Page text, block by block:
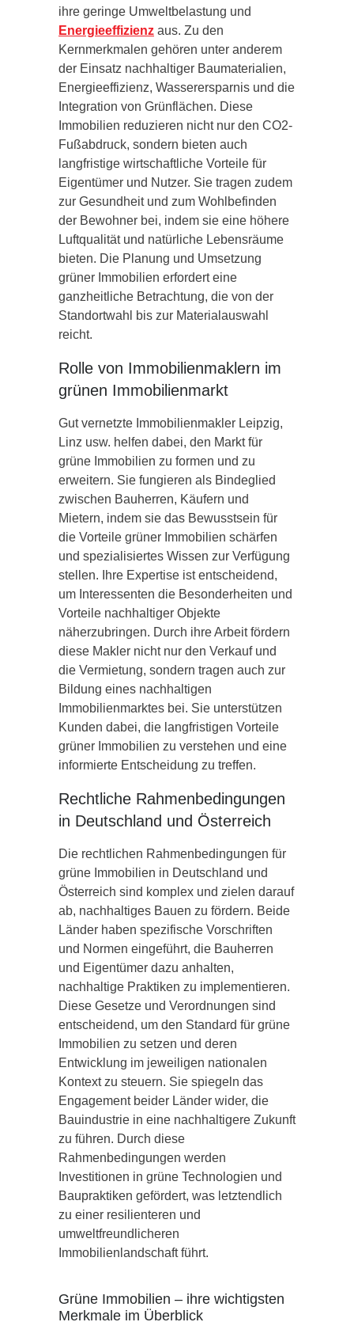
ihre geringe Umweltbelastung und
Energieeffizienz aus. Zu den
Kernmerkmalen gehören unter anderem
der Einsatz nachhaltiger Baumaterialien,
Energieeffizienz, Wasserersparnis und die
Integration von Grünflächen. Diese
Immobilien reduzieren nicht nur den CO2-
Fußabdruck, sondern bieten auch
langfristige wirtschaftliche Vorteile für
Eigentümer und Nutzer. Sie tragen zudem
zur Gesundheit und zum Wohlbefinden
der Bewohner bei, indem sie eine höhere
Luftqualität und natürliche Lebensräume
bieten. Die Planung und Umsetzung
grüner Immobilien erfordert eine
ganzheitliche Betrachtung, die von der
Standortwahl bis zur Materialauswahl
reicht.
Rolle von Immobilienmaklern im
grünen Immobilienmarkt
Gut vernetzte Immobilienmakler Leipzig,
Linz usw. helfen dabei, den Markt für
grüne Immobilien zu formen und zu
erweitern. Sie fungieren als Bindeglied
zwischen Bauherren, Käufern und
Mietern, indem sie das Bewusstsein für
die Vorteile grüner Immobilien schärfen
und spezialisiertes Wissen zur Verfügung
stellen. Ihre Expertise ist entscheidend,
um Interessenten die Besonderheiten und
Vorteile nachhaltiger Objekte
näherzubringen. Durch ihre Arbeit fördern
diese Makler nicht nur den Verkauf und
die Vermietung, sondern tragen auch zur
Bildung eines nachhaltigen
Immobilienmarktes bei. Sie unterstützen
Kunden dabei, die langfristigen Vorteile
grüner Immobilien zu verstehen und eine
informierte Entscheidung zu treffen.
Rechtliche Rahmenbedingungen
in Deutschland und Österreich
Die rechtlichen Rahmenbedingungen für
grüne Immobilien in Deutschland und
Österreich sind komplex und zielen darauf
ab, nachhaltiges Bauen zu fördern. Beide
Länder haben spezifische Vorschriften
und Normen eingeführt, die Bauherren
und Eigentümer dazu anhalten,
nachhaltige Praktiken zu implementieren.
Diese Gesetze und Verordnungen sind
entscheidend, um den Standard für grüne
Immobilien zu setzen und deren
Entwicklung im jeweiligen nationalen
Kontext zu steuern. Sie spiegeln das
Engagement beider Länder wider, die
Bauindustrie in eine nachhaltigere Zukunft
zu führen. Durch diese
Rahmenbedingungen werden
Investitionen in grüne Technologien und
Baupraktiken gefördert, was letztendlich
zu einer resilienteren und
umweltfreundlicheren
Immobilienlandschaft führt.
Grüne Immobilien – ihre wichtigsten
Merkmale im Überblick